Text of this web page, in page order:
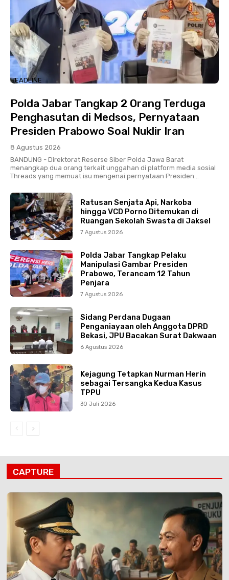
HEADLINE
Polda Jabar Tangkap 2 Orang Terduga
Penghasutan di Medsos, Pernyataan
Presiden Prabowo Soal Nuklir Iran
8 Agustus 2026
BANDUNG - Direktorat Reserse Siber Polda Jawa Barat
menangkap dua orang terkait unggahan di platform media sosial
Threads yang memuat isu mengenai pernyataan Presiden...
Ratusan Senjata Api, Narkoba
hingga VCD Porno Ditemukan di
Ruangan Sekolah Swasta di Jaksel
7 Agustus 2026
Polda Jabar Tangkap Pelaku
Manipulasi Gambar Presiden
Prabowo, Terancam 12 Tahun
Penjara
7 Agustus 2026
Sidang Perdana Dugaan
Penganiayaan oleh Anggota DPRD
Bekasi, JPU Bacakan Surat Dakwaan
6 Agustus 2026
Kejagung Tetapkan Nurman Herin
sebagai Tersangka Kedua Kasus
TPPU
30 Juli 2026
CAPTURE